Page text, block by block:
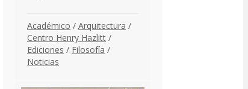
Académico / Arquitectura /
Centro Henry Hazlitt /
Ediciones / Filosofía /
Noticias